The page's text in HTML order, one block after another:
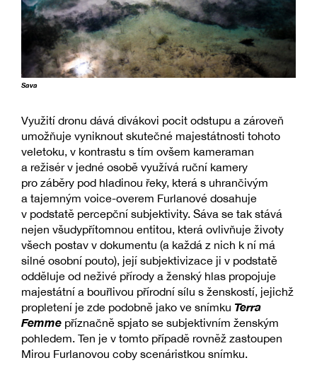
Sava
Využití dronu dává divákovi pocit odstupu a zároveň
umožňuje vyniknout skutečné majestátnosti tohoto
veletoku, v kontrastu s tím ovšem kameraman
a režisér v jedné osobě využívá ruční kamery
pro záběry pod hladinou řeky, která s uhrančivým
a tajemným voice-overem Furlanové dosahuje
v podstatě percepční subjektivity. Sáva se tak stává
nejen všudypřítomnou entitou, která ovlivňuje životy
všech postav v dokumentu (a každá z nich k ní má
silné osobní pouto), její subjektivizace ji v podstatě
odděluje od neživé přírody a ženský hlas propojuje
majestátní a bouřlivou přírodní sílu s ženskostí, jejichž
propletení je zde podobně jako ve snímku Terra
Femme příznačně spjato se subjektivním ženským
pohledem. Ten je v tomto případě rovněž zastoupen
Mirou Furlanovou coby scenáristkou snímku.